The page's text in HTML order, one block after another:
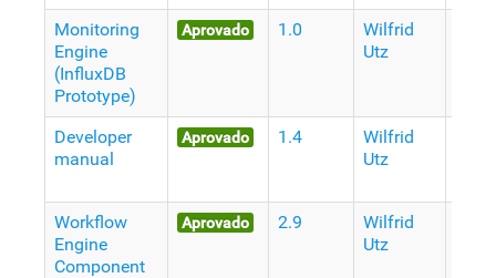
Monitoring
Engine
(InfluxDB
Prototype)
Aprovado 1.0
Wilfrid
Utz
Developer
manual
Aprovado 1.4
Wilfrid
Utz
Workflow
Engine
Component
Aprovado 2.9
Wilfrid
Utz